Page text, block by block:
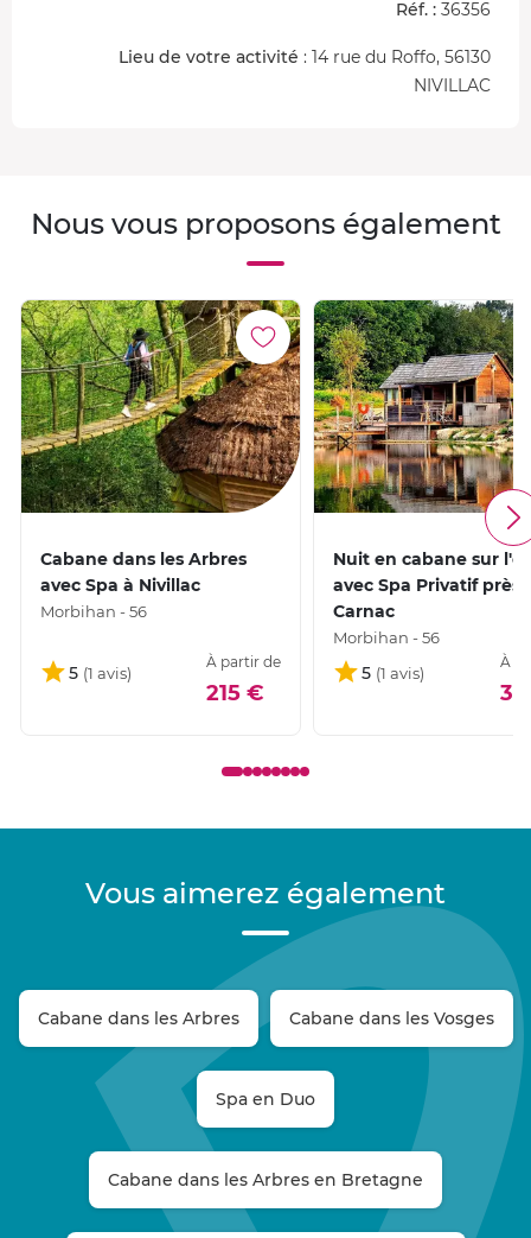
découvrez laRoche-Bernard à 10 minutes et explorez
Golfe du Morbihan
Réf. : 36356
Lieu de votre activité : 14 rue du Roffo, 56130
NIVILLAC
Nous vous proposons également
Cabane dans les Arbres
avec Spa à Nivillac
Morbihan - 56
5
À partir de
215 €
Nuit en cabane sur
avec Spa Privatif près
Carnac
Morbihan - 56
5
À
Vous aimerez également
Cabane dans les Arbres Cabane dans les Vosges
Spa en Duo
Cabane dans les Arbres en Bretagne